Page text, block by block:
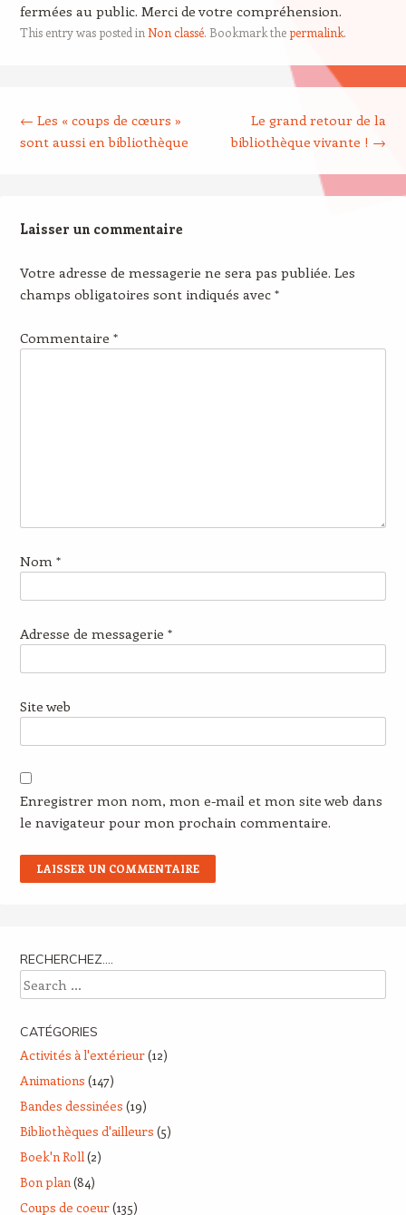
fermées au public. Merci de votre compréhension.
This entry was posted in Non classé. Bookmark thepermalink.
← Les « coups de cœurs »
sont aussi en bibliothèque
Le grand retour de la
bibliothèque vivante ! →
Laisser un commentaire
Votre adresse de messagerie ne sera pas publiée. Les
champs obligatoires sont indiqués avec *
Commentaire *
Nom *
Adresse de messagerie *
Site web
Enregistrer mon nom, mon e-mail et mon site web dans
le navigateur pour mon prochain commentaire.
RECHERCHEZ….
Search
CATÉGORIES
Activités à l'extérieur(12)
Animations (147)
Bandes dessinées (19)
Bibliothèques d'ailleurs (5)
Boek'n Roll (2)
Bon plan (84)
Coups de coeur(135)